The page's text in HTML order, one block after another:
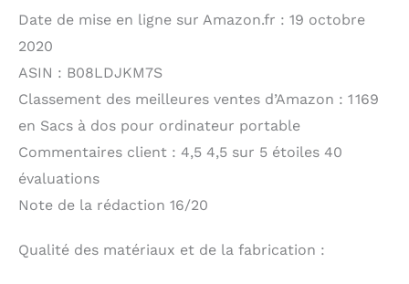
Date de mise en ligne sur Amazon.fr : 19 octobre
2020
ASIN : B08LDJKM7S
Classement des meilleures ventes d’Amazon : 1 169
en Sacs à dos pour ordinateur portable
Commentaires client : 4,5 4,5 sur 5 étoiles 40
évaluations
Note de la rédaction 16/20
Qualité des matériaux et de la fabrication :